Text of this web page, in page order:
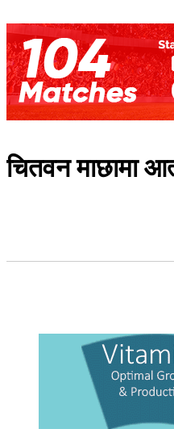
चितवन माछामा